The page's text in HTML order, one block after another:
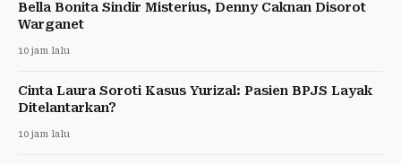
Bella Bonita Sindir Misterius, Denny Caknan Disorot
Warganet
10 jam lalu
Cinta Laura Soroti Kasus Yurizal: Pasien BPJS Layak
Ditelantarkan?
10 jam lalu